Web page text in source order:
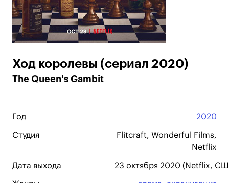
Ход королевы (сериал 2020)
The Queen's Gambit
Год 2020
Студия
Flitcraft, Wonderful Films,
Netflix
Дата выхода 23 октября 2020 (Netflix,